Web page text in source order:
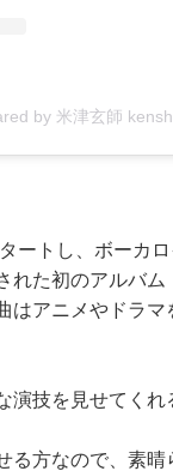
by 米津玄師
ートし、ボーカ
れた初のアルバ
はアニメやドラ
技を見せてくれ
る方なので、素